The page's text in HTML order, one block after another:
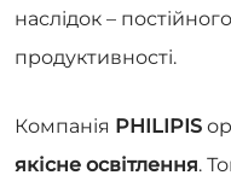
наслідок –
продуктивності.
Компанія PHILIPІS
якісне освітлення.